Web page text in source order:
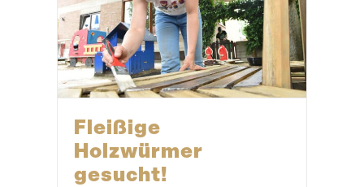
Fleißige
Holzwürmer
gesucht!